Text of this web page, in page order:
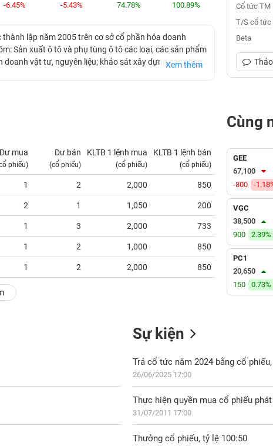
-6.45%
-5.43%
74.78%
100.89%
thành lập năm 2005 trên cơ sở cổ phần hóa doanh
Sản xuất ô tô và phụ tùng ô tô các loại, các sản phẩm
vật tư, nguyên liệu; khảo sát xây dựng các công
Xem thêm
Cổ tức TM
T/S cổ tức
Beta
Dư mua
phiếu)
Dư bán
(cổ phiếu)
KLTB 1 lệnh mua
(cổ phiếu)
KLTB 1 lệnh bán
(cổ phiếu)
1 2 2,000 850 0.00
2 1 1,050 200 0.00
1 3 2,000 733 0.00
1 2 1,000 850 0.00
1 2 2,000 850 0.00
Cùng
GEE
67,100
-800
-
VGC
38,500
900
2.39%
PC1
20,650
150
0.73%
Sự kiện
Trả cổ tức năm 2024 bằng cổ
26/06/2025 17:00
Thực hiện quyền mua cổ phiếu
31/07/2011 17:00
Thưởng cổ phiếu, tỷ lệ 100:50